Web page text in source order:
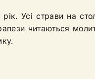
Усі страви на
читаються